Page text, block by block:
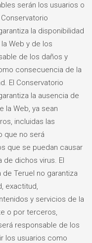
serán los usuarios o
la disponibilidad
Web y de los
de los daños y
consecuencia de la
El Conservatorio
la ausencia de
la Web, ya sean
incluidas las
que no será
que se puedan causar
dichos virus. El
Teruel no garantiza
exactitud,
y servicios de la
o por terceros,
responsable de los
los usuarios como